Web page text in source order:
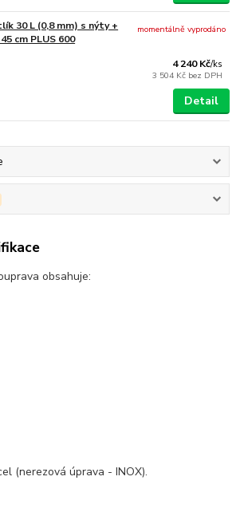
30 L (0,8 mm) s nýty +
cm PLUS 600
4 240 Kč/ks
3 504 Kč bez DPH
momentálně vyprodáno
Detail
obsahuje:
(nerezová úprava - INOX).